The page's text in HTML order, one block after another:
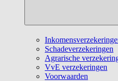
Schadeverzekeringen
Agrarische
VvE verzekeringen
Voorwaarden